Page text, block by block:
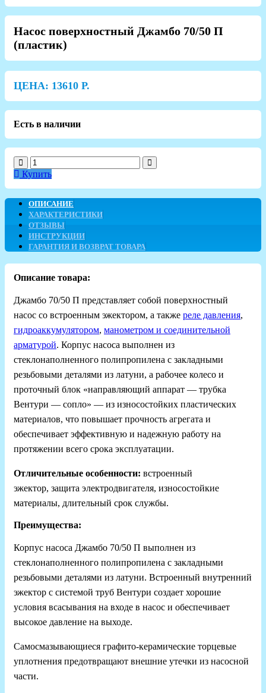
Насос поверхностный Джамбо 70/50 П
(пластик)
ЦЕНА: 13610 Р.
Есть в наличии
Купить
ОПИСАНИЕ
ХАРАКТЕРИСТИКИ
ОТЗЫВЫ
ИНСТРУКЦИИ
ГАРАНТИЯ И ВОЗВРАТ ТОВАРА
Описание товара:
Джамбо 70/50 П представляет собой поверхностный
насос со встроенным эжектором, а также реле давления,
гидроаккумулятором, манометром и соединительной
арматурой. Корпус насоса выполнен из
стеклонаполненного полипропилена с закладными
резьбовыми деталями из латуни, а рабочее колесо и
проточный блок «направляющий аппарат — трубка
Вентури — сопло» — из износостойких пластических
материалов, что повышает прочность агрегата и
обеспечивает эффективную и надежную работу на
протяжении всего срока эксплуатации.
Отличительные особенности: встроенный
эжектор, защита электродвигателя, износостойкие
материалы, длительный срок службы.
Преимущества:
Корпус насоса Джамбо 70/50 П выполнен из
стеклонаполненного полипропилена с закладными
резьбовыми деталями из латуни. Встроенный внутренний
эжектор с системой труб Вентури создает хорошие
условия всасывания на входе в насос и обеспечивает
высокое давление на выходе.
Самосмазывающиеся графито-керамические торцевые
уплотнения предотвращают внешние утечки из насосной
части.